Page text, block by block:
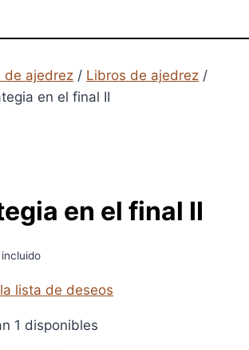
de ajedrez / Libros de ajedrez /
en el final II
en el final II
incluido
lista de deseos
1 disponibles